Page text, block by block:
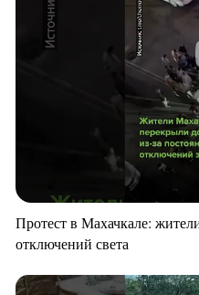
Протест в Махачкале:
отключений света